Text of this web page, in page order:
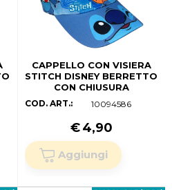
CAPPELLO CON VISIERA
STITCH DISNEY BERRETTO
CON CHIUSURA
REGOLABILE BAMBINO -
LIL37-0148 (53 CM)
COD. ART.: 10094586
€4,90